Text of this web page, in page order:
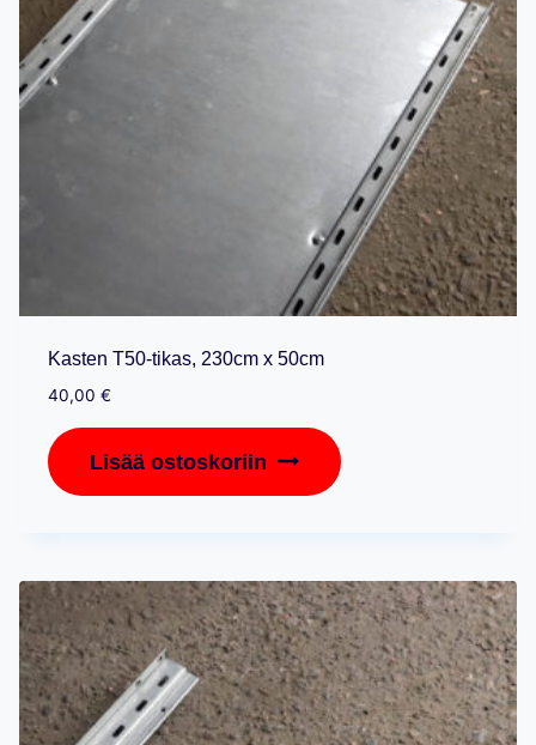
Kasten T50-tikas, 230cm x 50cm
40,00 €
Lisää ostoskoriin